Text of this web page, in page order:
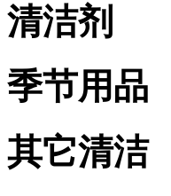
清洁剂
季节用品
其它清洁